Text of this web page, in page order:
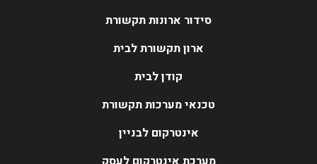
סידור ארונות תקשורת
ארון תקשורת לבית
קודן לבית
טכנאי מערכות תקשורת
אינטרקום לבניין